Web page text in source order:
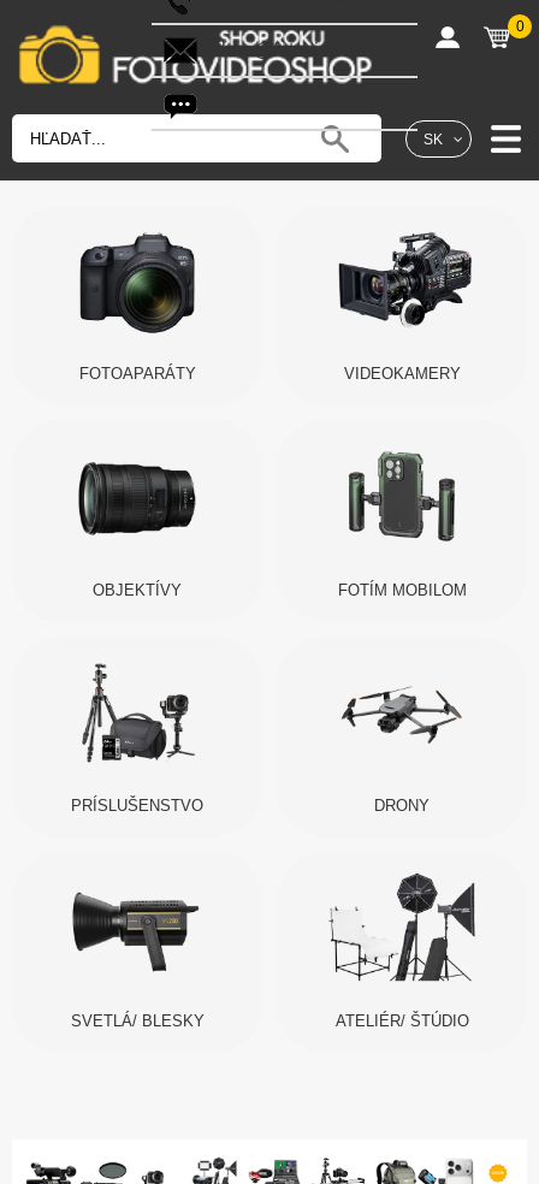
SK
shop@fotovideoshop.sk
0
FOTOAPARÁTY VIDEOKAMERY
OBJEKTÍVY FOTÍM MOBILOM
PRÍSLUŠENSTVO DRONY
SVETLÁ/ BLESKY ATELIÉR/ ŠTÚDIO